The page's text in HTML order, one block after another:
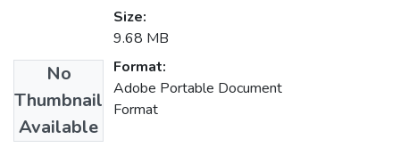
No
Thumbnail
Available
Size:
9.68 MB
Format:
Adobe Portable Document
Format